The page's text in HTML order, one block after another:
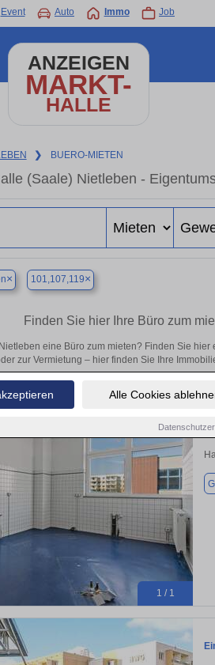
Alle Cookies
Event Auto Immo Job
ANZEIGEN
MARKT-
HALLE
❯ BUERO-MIETEN
(Saale) Nietleben -
× 101,107,119×
Finden Sie hier Ihre Büro zum
eine Büro zum mieten? Finden Sie
zur Vermietung – hier finden Sie Ihre
1 / 1